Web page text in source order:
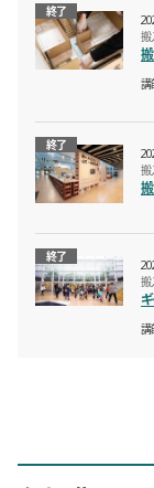
終了
搬
講
終了
搬
終了
搬
講